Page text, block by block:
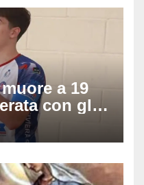
a 19
con gli